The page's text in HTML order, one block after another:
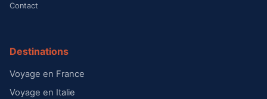
Contact
Destinations
Voyage en France
Voyage en Italie